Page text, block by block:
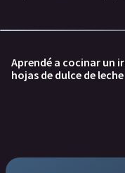
Aprendé a cocinar un
hojas de dulce de leche